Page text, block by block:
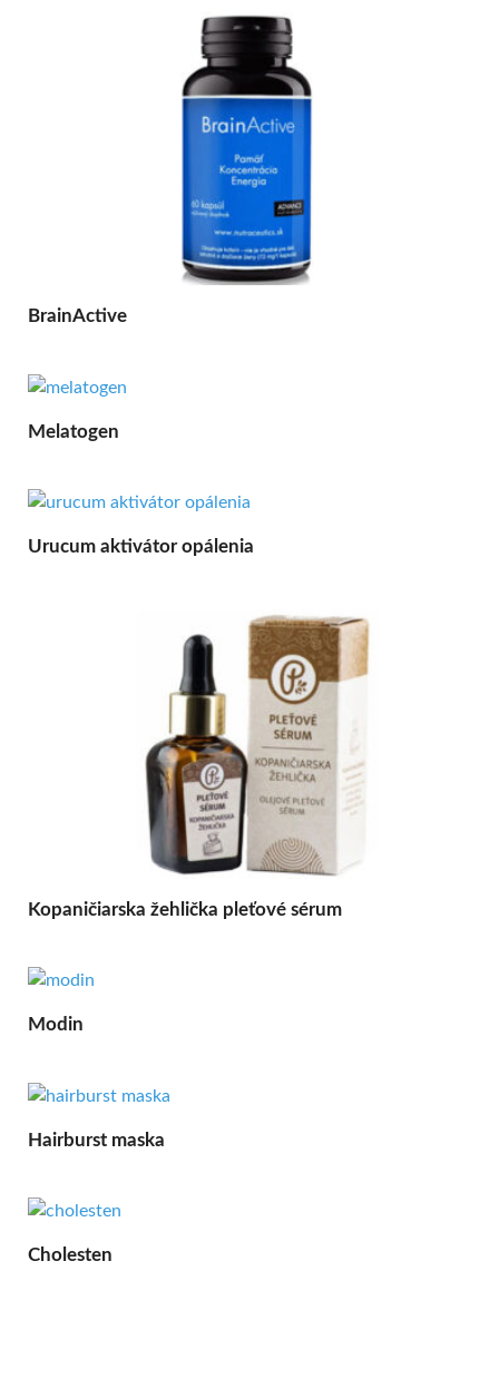
BrainActive
Melatogen
Urucum aktivátor opálenia
Kopaničiarska žehlička pleťové sérum
Modin
Hairburst maska
Cholesten